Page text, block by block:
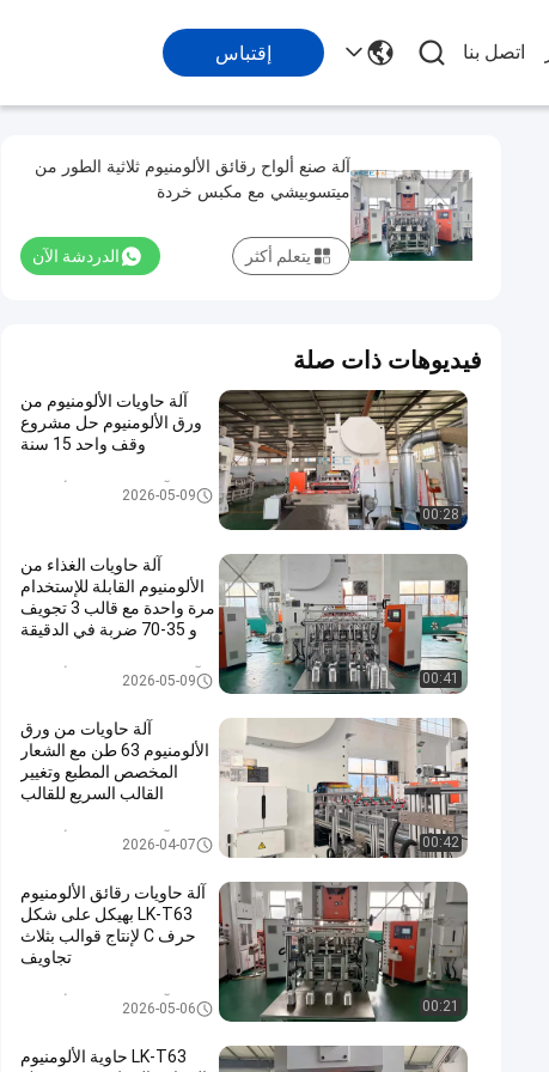
اتصل بنا إقتباس
آلة صنع ألواح رقائق الألومنيوم ثلاثية الطور من
ميتسوبيشي مع مكبس خردة
الدردشة الآن يتعلم أكثر
فيديوهات ذات صلة
00:28
آلة حاويات الألومنيوم من
ورق الألومنيوم حل مشروع
وقف واحد 15 سنة
آلة حاوية رقائق الألومنيوم
2026-05-09
00:41
آلة حاويات الغذاء من
الألومنيوم القابلة للإستخدام
مرة واحدة مع قالب 3 تجويف
و 35-70 ضربة في الدقيقة
آلة حاويات الغذاء من الألومنيوم
2026-05-09
00:42
آلة حاويات من ورق
الألومنيوم 63 طن مع الشعار
المخصص المطبع وتغيير
القالب السريع للقالب
آلة حاوية رقائق الألومنيوم
2026-04-07
00:21
آلة حاويات رقائق الألومنيوم
LK-T63 بهيكل على شكل
حرف C لإنتاج قوالب بثلاث
تجاويف
آلة حاوية رقائق الألومنيوم
2026-05-06
LK-T63 حاوية الألومنيوم